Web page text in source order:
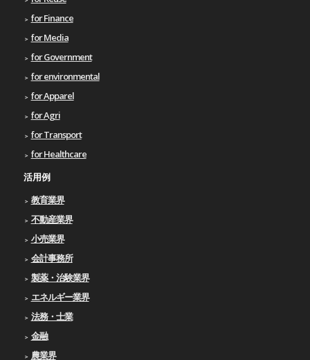
for Finance
for Media
for Government
for environmental
for Apparel
for Agri
for Transport
for Healthcare
活用例
教育業界
不動産業界
小売業界
会計事務所
製薬・治験業界
エネルギー業界
法務・士業
金融
農業界